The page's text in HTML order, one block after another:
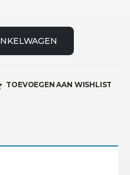
TOEVOEGEN AAN WISHLIST